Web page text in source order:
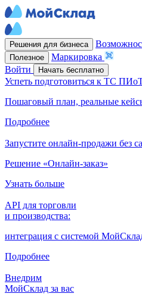
Решения для бизнеса
Полезное
Маркировка
Войти
Начать бесплатно
Успеть подготовиться к ТС
Пошаговый план, реальные
Подробнее
Запустите онлайн-продажи без
Решение «Онлайн-заказ»
Узнать больше
API для торговли
и производства:
интеграция с системой
Подробнее
Внедрим
МойСклад за вас